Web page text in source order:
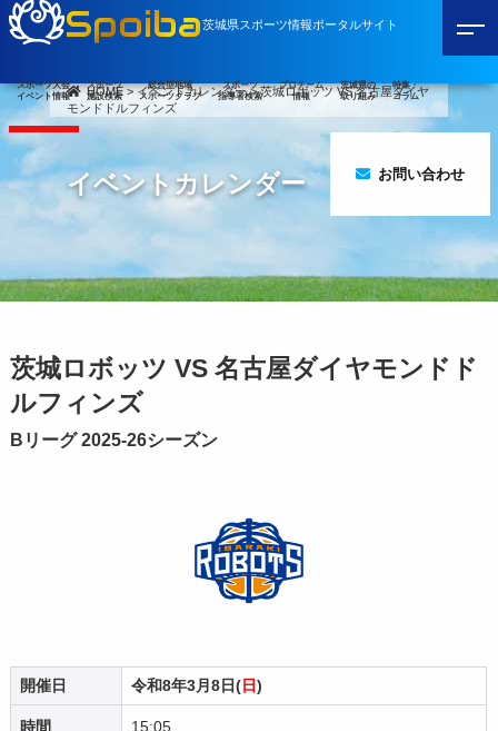
Spoiba茨城県スポーツ情報ポータルサイト
スポーツ大会
イベント情報
スポーツ
施設検索
総合型地域
スポーツクラブ
スポーツ
指導者検索
プロチーム
情報
茨城県の
取り組み
特集・
コラム
お問い合わせ
HOME>イベントカレンダー>茨城ロボッツ VS 名古屋ダイヤ
モンドドルフィンズ
イベントカレンダー
茨城ロボッツ VS 名古屋ダイヤモンドド
ルフィンズ
Bリーグ 2025-26シーズン
開催日 令和8年3月8日(日 )
時間 15:05